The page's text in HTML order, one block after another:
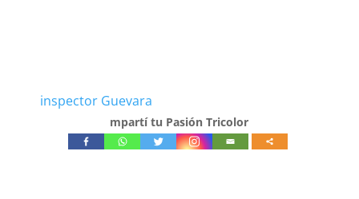
inspector Guevara
mpartí tu Pasión Tricolor